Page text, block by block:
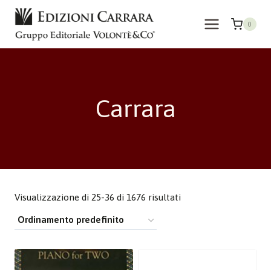
Salta
contenuto
0
Carrara
Visualizzazione di 25-36 di 1676 risultati